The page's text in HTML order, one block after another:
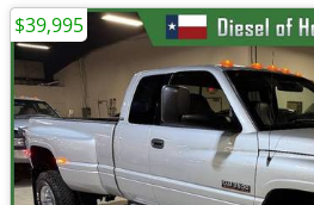
$39,995